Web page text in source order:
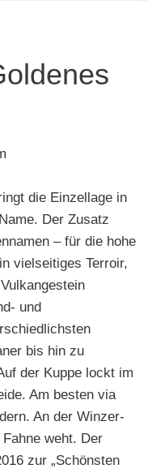
die Einzellage in
Der Zusatz
– für die hohe
vielseitiges Terroir,
und
bis hin zu
der Kuppe lockt im
Am besten via
An der Winzer-
weht. Der
zur „Schönsten